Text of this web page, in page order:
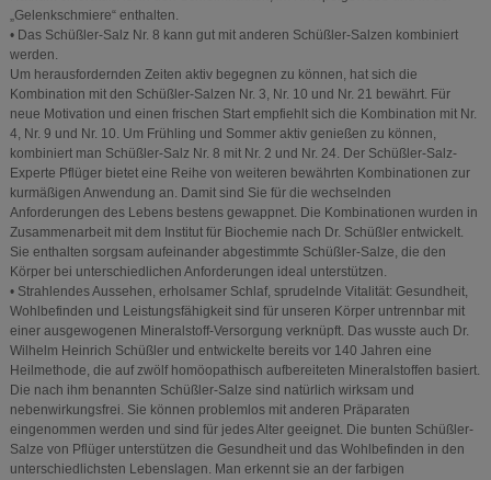
„Gelenkschmiere“ enthalten.
• Das Schüßler-Salz Nr. 8 kann gut mit anderen Schüßler-Salzen kombiniert
werden.
Um herausfordernden Zeiten aktiv begegnen zu können, hat sich die
Kombination mit den Schüßler-Salzen Nr. 3, Nr. 10 und Nr. 21 bewährt. Für
neue Motivation und einen frischen Start empfiehlt sich die Kombination mit Nr.
4, Nr. 9 und Nr. 10. Um Frühling und Sommer aktiv genießen zu können,
kombiniert man Schüßler-Salz Nr. 8 mit Nr. 2 und Nr. 24. Der Schüßler-Salz-
Experte Pflüger bietet eine Reihe von weiteren bewährten Kombinationen zur
kurmäßigen Anwendung an. Damit sind Sie für die wechselnden
Anforderungen des Lebens bestens gewappnet. Die Kombinationen wurden in
Zusammenarbeit mit dem Institut für Biochemie nach Dr. Schüßler entwickelt.
Sie enthalten sorgsam aufeinander abgestimmte Schüßler-Salze, die den
Körper bei unterschiedlichen Anforderungen ideal unterstützen.
• Strahlendes Aussehen, erholsamer Schlaf, sprudelnde Vitalität: Gesundheit,
Wohlbefinden und Leistungsfähigkeit sind für unseren Körper untrennbar mit
einer ausgewogenen Mineralstoff-Versorgung verknüpft. Das wusste auch Dr.
Wilhelm Heinrich Schüßler und entwickelte bereits vor 140 Jahren eine
Heilmethode, die auf zwölf homöopathisch aufbereiteten Mineralstoffen basiert.
Die nach ihm benannten Schüßler-Salze sind natürlich wirksam und
nebenwirkungsfrei. Sie können problemlos mit anderen Präparaten
eingenommen werden und sind für jedes Alter geeignet. Die bunten Schüßler-
Salze von Pflüger unterstützen die Gesundheit und das Wohlbefinden in den
unterschiedlichsten Lebenslagen. Man erkennt sie an der farbigen